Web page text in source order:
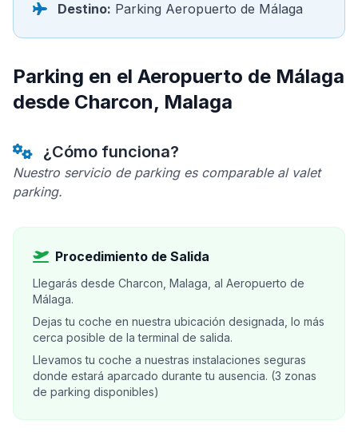
Destino: Parking Aeropuerto de Málaga
Parking en el Aeropuerto de Málaga
desde Charcon, Malaga
¿Cómo funciona?
Nuestro servicio de parking es comparable al valet
parking.
Procedimiento de Salida
Llegarás desde Charcon, Malaga, al Aeropuerto de
Málaga.
Dejas tu coche en nuestra ubicación designada, lo más
cerca posible de la terminal de salida.
Llevamos tu coche a nuestras instalaciones seguras
donde estará aparcado durante tu ausencia. (3 zonas
de parking disponibles)